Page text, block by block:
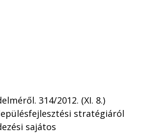
314/2012. (XI. 8.)
stratégiáról
sajátos